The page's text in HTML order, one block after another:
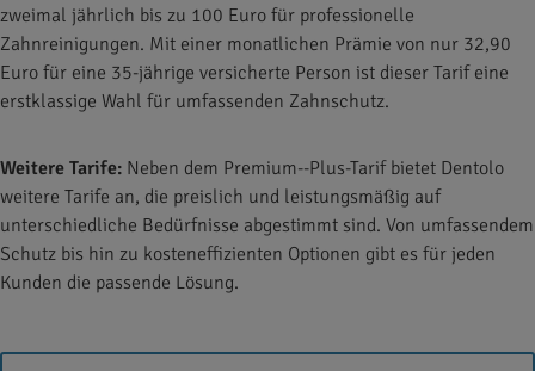
zweimal jährlich bis zu 100 Euro für professionelle
Zahnreinigungen. Mit einer monatlichen Prämie von nur 32,90
Euro für eine 35-jährige versicherte Person ist dieser Tarif eine
erstklassige Wahl für umfassenden Zahnschutz.
Weitere Tarife: Neben dem Premium--Plus-Tarif bietet Dentolo
weitere Tarife an, die preislich und leistungsmäßig auf
unterschiedliche Bedürfnisse abgestimmt sind. Von umfassendem
Schutz bis hin zu kosteneffizienten Optionen gibt es für jeden
Kunden die passende Lösung.